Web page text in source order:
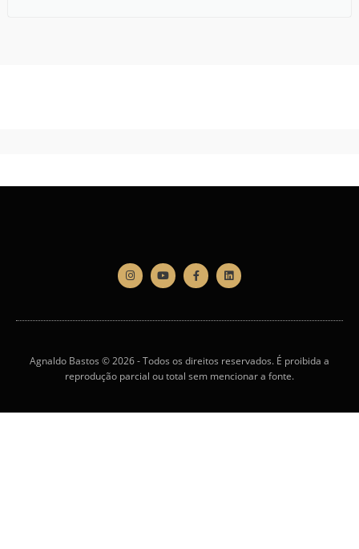
Agnaldo Bastos © 2026 - Todos os direitos reservados. É proibida a
reprodução parcial ou total sem mencionar a fonte.